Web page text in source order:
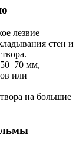
лезвие
стен и
мм,
или
на большие